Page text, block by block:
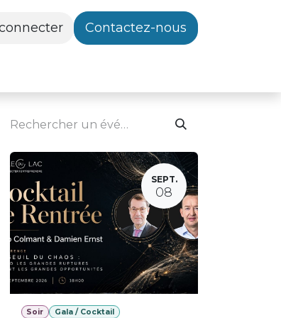
Contactez-nous
SEPT.
08
Soir Gala / Cocktail